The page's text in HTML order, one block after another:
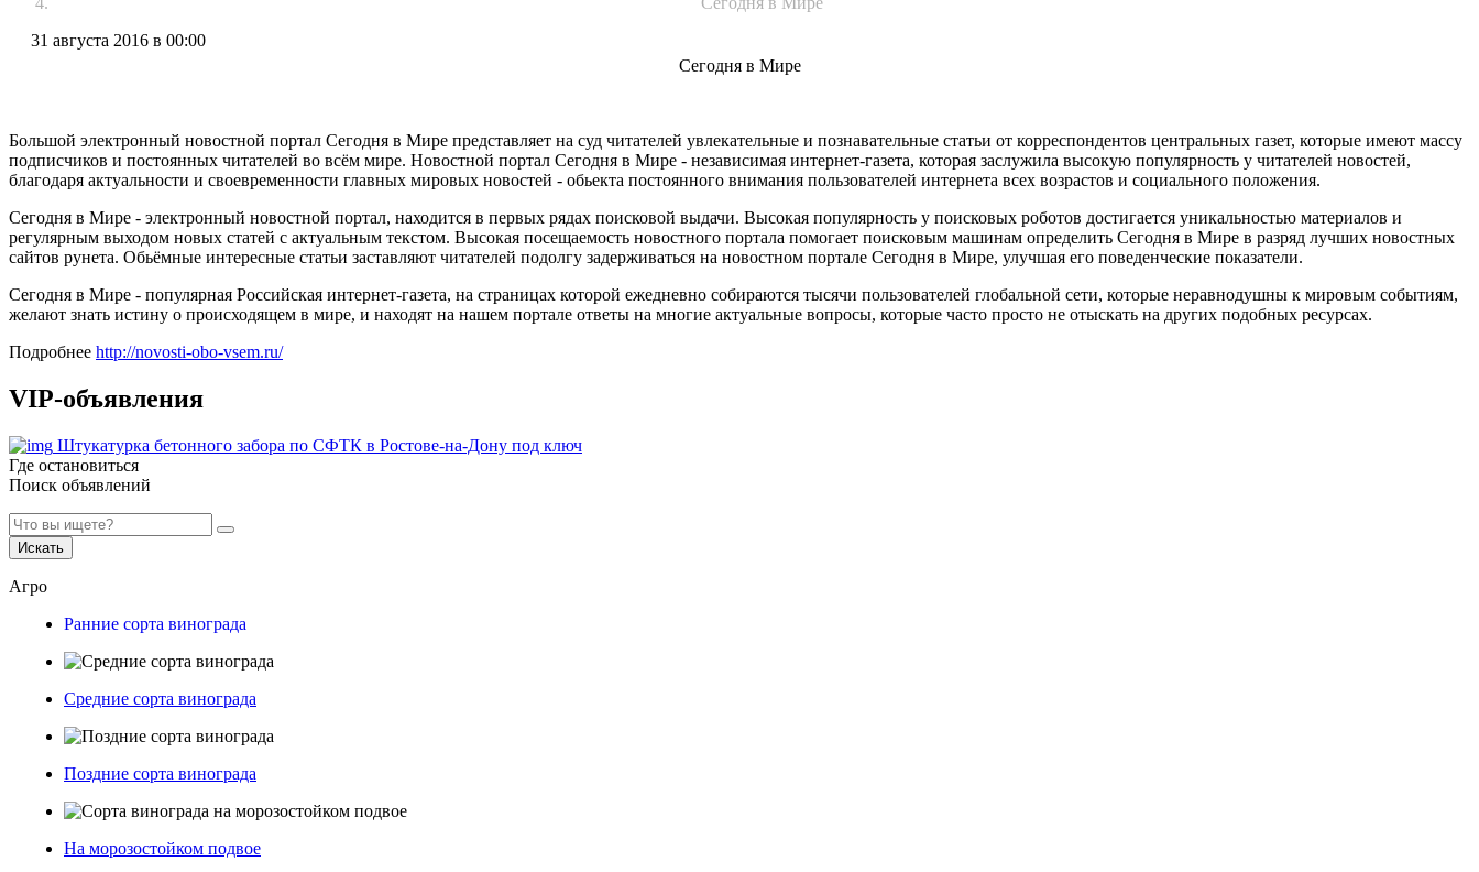
31 августа 2016 в 00:00
Сегодня в Мире
Большой электронный новостной портал Сегодня в Мире представляет на суд читателей увлекательные и познавательные статьи от корреспондентов центральных газет, которые имеют массу
подписчиков и постоянных читателей во всём мире. Новостной портал Сегодня в Мире - независимая интернет-газета, которая заслужила высокую популярность у читателей новостей,
благодаря актуальности и своевременности главных мировых новостей - обьекта постоянного внимания пользователей интернета всех возрастов и социального положения.
Сегодня в Мире - электронный новостной портал, находится в первых рядах поисковой выдачи. Высокая популярность у поисковых роботов достигается уникальностью материалов и
регулярным выходом новых статей с актуальным текстом. Высокая посещаемость новостного портала помогает поисковым машинам определить Сегодня в Мире в разряд лучших новостных
сайтов рунета. Обьёмные интересные статьи заставляют читателей подолгу задерживаться на новостном портале Сегодня в Мире, улучшая его поведенческие показатели.
Сегодня в Мире - популярная Российская интернет-газета, на страницах которой ежедневно собираются тысячи пользователей глобальной сети, которые неравнодушны к мировым событиям,
желают знать истину о происходящем в мире, и находят на нашем портале ответы на многие актуальные вопросы, которые часто просто не отыскать на других подобных ресурсах.
Подробнее http://novosti-obo-vsem.ru/
VIP-объявления
Штукатурка бетонного забора по СФТК в Ростове-на-Дону под ключ
Где остановиться
Поиск объявлений
Искать
Агро
Ранние сорта винограда
Средние сорта винограда
Поздние сорта винограда
На морозостойком подвое